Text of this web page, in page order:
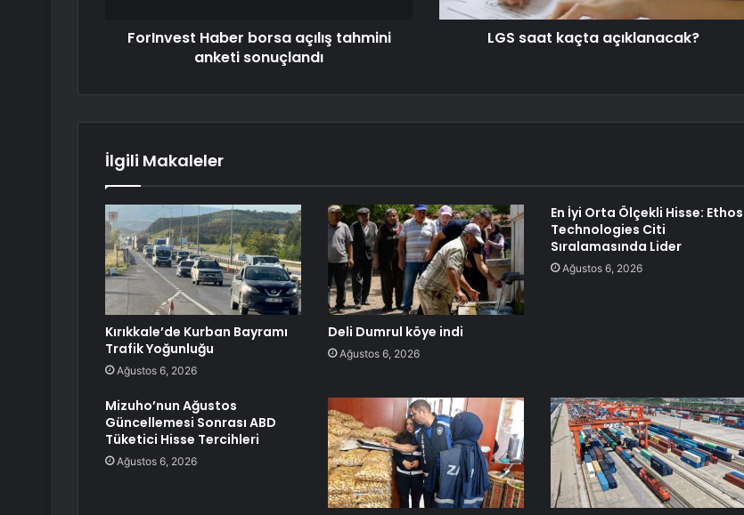
ForInvest Haber borsa açılış tahmini
anketi sonuçlandı
LGS saat kaçta açıklanacak?
İlgili Makaleler
Kırıkkale’de Kurban Bayramı
Trafik Yoğunluğu
Ağustos 6, 2026
Deli Dumrul köye indi
Ağustos 6, 2026
En İyi Orta Ölçekli Hisse: Ethos
Technologies Citi
Sıralamasında Lider
Ağustos 6, 2026
Mizuho’nun Ağustos
Güncellemesi Sonrası ABD
Tüketici Hisse Tercihleri
Ağustos 6, 2026